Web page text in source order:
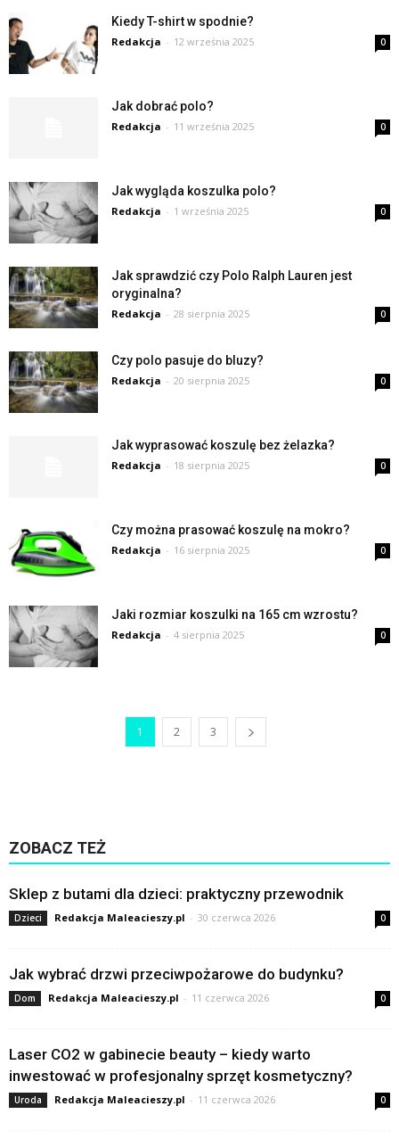
Kiedy T-shirt w spodnie?
Redakcja - 12 września 2025 0
Jak dobrać polo?
Redakcja - 11 września 2025 0
Jak wygląda koszulka polo?
Redakcja - 1 września 2025 0
Jak sprawdzić czy Polo Ralph Lauren jest
oryginalna?
Redakcja - 28 sierpnia 2025 0
Czy polo pasuje do bluzy?
Redakcja - 20 sierpnia 2025 0
Jak wyprasować koszulę bez żelazka?
Redakcja - 18 sierpnia 2025 0
Czy można prasować koszulę na mokro?
Redakcja - 16 sierpnia 2025 0
Jaki rozmiar koszulki na 165 cm wzrostu?
Redakcja - 4 sierpnia 2025 0
1 2 3
ZOBACZ TEŻ
Sklep z butami dla dzieci: praktyczny przewodnik
Dzieci Redakcja Maleacieszy.pl - 30 czerwca 2026 0
Jak wybrać drzwi przeciwpożarowe do budynku?
Dom Redakcja Maleacieszy.pl - 11 czerwca 2026 0
Laser CO2 w gabinecie beauty – kiedy warto
inwestować w profesjonalny sprzęt kosmetyczny?
Uroda Redakcja Maleacieszy.pl - 11 czerwca 2026 0